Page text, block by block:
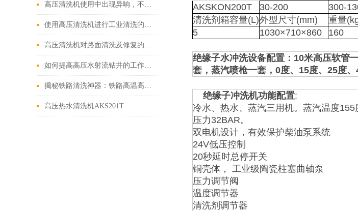
高压清洗机使用中出现异响，不要害怕！可能是这三种情况其中之一
使用高压清洗机进行工业清洗的重要意义
高压清洗机对路面清洗及修复的优势
如何提高高压水射流钻井的工作效率
揭秘铁路清洗神器：铁路高温高压清洗机的神奇功能
高压热水清洗机AKS201T
AKSKON200T
30-200 300-
清洗剂箱容量(L)外型尺寸(mm) 重量
5
1030×710×860 160
绝缘子水冲洗设备配置：10米高压软管
套，蒸汽喷枪一套，0度、15度、25度、
绝缘子冲洗机功能配置:
冷水、热水、蒸汽三用机。蒸汽温度155
压力32BAR。
双电机设计，有效保护柴油泵系统
24V低压控制
20秒延时总停开关
铜壳体， 工业级陶瓷柱塞曲轴泵
压力调节阀
温度调节器
清洗剂调节器